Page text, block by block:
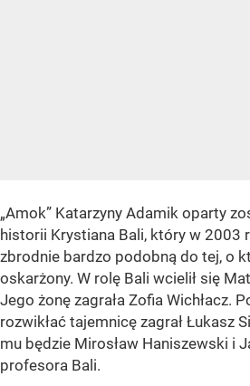
„Amok” Katarzyny Adamik oparty
historii Krystiana Bali, który w 2003
zbrodnie bardzo podobną do tej, o
oskarżony. W rolę Bali wcielił się
Jego żonę zagrała Zofia Wichłacz.
rozwikłać tajemnicę zagrał Łukasz
mu będzie Mirosław Haniszewski i
profesora Bali.